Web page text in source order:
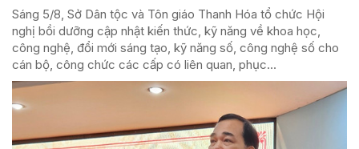
Sáng 5/8, Sở Dân tộc và Tôn giáo Thanh Hóa tổ chức Hội
nghị bồi dưỡng cập nhật kiến thức, kỹ năng về khoa học,
công nghệ, đổi mới sáng tạo, kỹ năng số, công nghệ số cho
cán bộ, công chức các cấp có liên quan, phục...